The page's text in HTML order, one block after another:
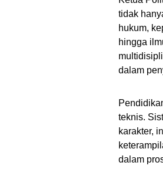
tidak
hukum,
hingga
dalam
teknis.
karakter,
dalam